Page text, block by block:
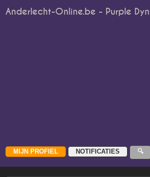
Anderlecht-Online.be - Purple